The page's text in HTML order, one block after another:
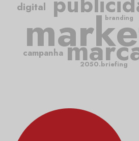
campanha
digital
2050.briefing
branding